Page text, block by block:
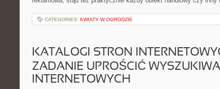
CATEGORIES: KWIATY W OGRODZIE
KATALOGI STRON
ZADANIE UPROŚCIĆ
INTERNETOWYCH